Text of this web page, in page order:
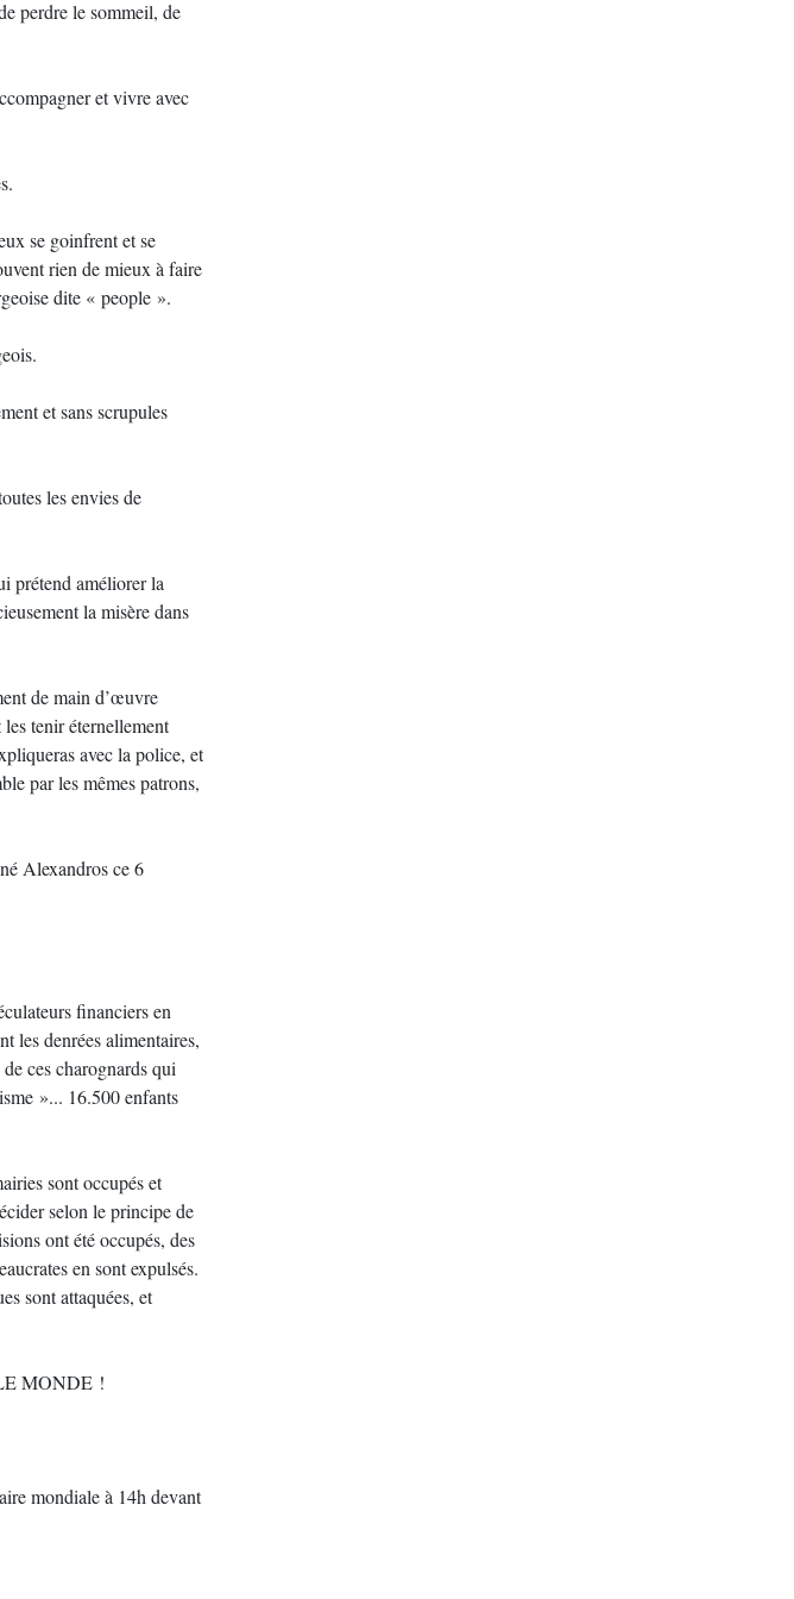
perdre le sommeil, de
et vivre avec
se goinfrent et se
rien de mieux à faire
dite « people ».
et sans scrupules
les envies de
prétend améliorer la
la misère dans
de main d’œuvre
tenir éternellement
avec la police, et
par les mêmes patrons,
Alexandros ce 6
financiers en
les denrées alimentaires,
ces charognards qui
»... 16.500 enfants
sont occupés et
selon le principe de
ont été occupés, des
en sont expulsés.
sont attaquées, et
MONDE !
mondiale à 14h devant